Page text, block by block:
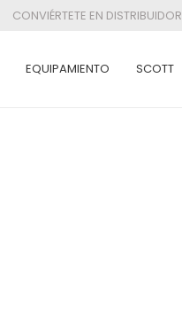
CONVIÉRTETE EN DISTRIBUIDOR
EQUIPAMIENTO SCOTT